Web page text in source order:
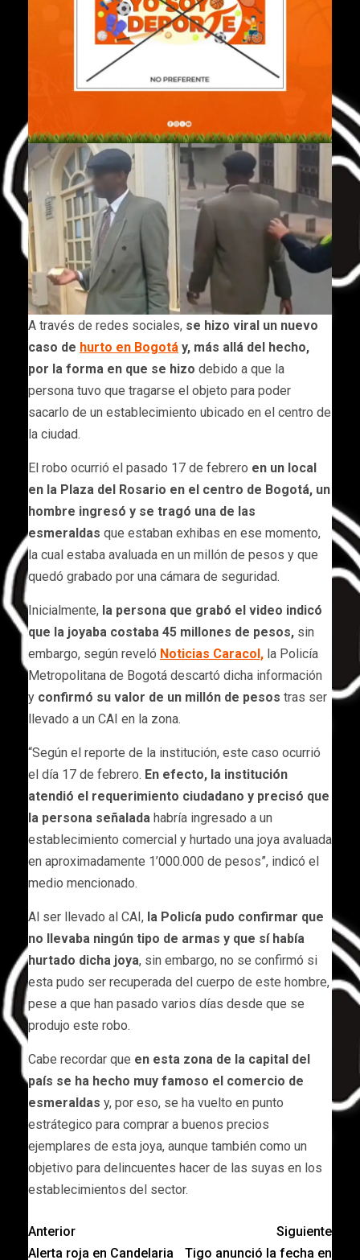
A través de redes sociales, se hizo viral un nuevo
caso de hurto en Bogotá y, más allá del hecho,
por la forma en que se hizo debido a que la
persona tuvo que tragarse el objeto para poder
sacarlo de un establecimiento ubicado en el centro de
la ciudad.
El robo ocurrió el pasado 17 de febrero en un local
en la Plaza del Rosario en el centro de Bogotá, un
hombre ingresó y se tragó una de las
esmeraldas que estaban exhibas en ese momento,
la cual estaba avaluada en un millón de pesos y que
quedó grabado por una cámara de seguridad.
Inicialmente, la persona que grabó el video indicó
que la joyaba costaba 45 millones de pesos, sin
embargo, según reveló Noticias Caracol, la Policía
Metropolitana de Bogotá descartó dicha información
y confirmó su valor de un millón de pesos tras ser
llevado a un CAI en la zona.
“Según el reporte de la institución, este caso ocurrió
el día 17 de febrero. En efecto, la institución
atendió el requerimiento ciudadano y precisó que
la persona señalada habría ingresado a un
establecimiento comercial y hurtado una joya avaluada
en aproximadamente 1’000.000 de pesos”, indicó el
medio mencionado.
Al ser llevado al CAI, la Policía pudo confirmar que
no llevaba ningún tipo de armas y que sí había
hurtado dicha joya, sin embargo, no se confirmó si
esta pudo ser recuperada del cuerpo de este hombre,
pese a que han pasado varios días desde que se
produjo este robo.
Cabe recordar que en esta zona de la capital del
país se ha hecho muy famoso el comercio de
esmeraldas y, por eso, se ha vuelto en punto
estrátegico para comprar a buenos precios
ejemplares de esta joya, aunque también como un
objetivo para delincuentes hacer de las suyas en los
establecimientos del sector.
Anterior
Alerta roja en Candelaria
Siguiente
Tigo anunció la fecha en